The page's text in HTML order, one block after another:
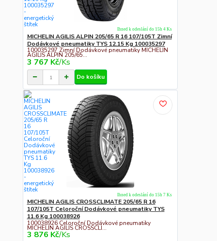
MICHELIN AGILIS ALPIN 205/65 R 16 107/105T Zimní
Dodávkové pneumatiky TYS 12.15 Kg 100035297
100035297 Zimní Dodávkové pneumatiky MICHELIN
AGILIS ALPIN 205/65...
3 767 Kč/Ks
Ihned k odeslání do 15h 4 Ks
Do košíku
MICHELIN AGILIS CROSSCLIMATE 205/65 R 16
107/105T Celoroční Dodávkové pneumatiky TYS
11.6 Kg 100038926
100038926 Celoroční Dodávkové pneumatiky
MICHELIN AGILIS CROSSCLI...
3 876 Kč/Ks
Ihned k odeslání do 15h 7 Ks